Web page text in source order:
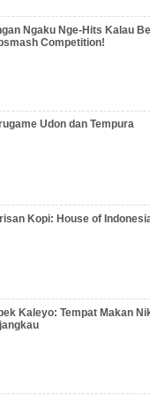
Ngaku Nge-Hits Kalau
Competition!
Udon dan Tempura
Kopi: House of
Kaleyo: Tempat Makan